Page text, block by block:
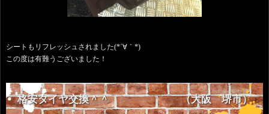
シートもリフレッシュされました(*´∀｀*)
この度は有難うございました！
格安タイヤ交換＾＾ （大阪 堺市）